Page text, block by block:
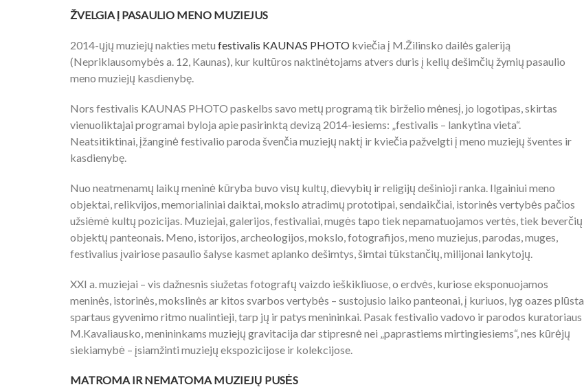
ŽVELGIA Į PASAULIO MENO MUZIEJUS
2014-ųjų muziejų nakties metu festivalis KAUNAS PHOTO kviečia į M.Žilinsko dailės galeriją
(Nepriklausomybės a. 12, Kaunas), kur kultūros naktinėtojams atvers duris į kelių dešimčių žymių pasaulio
meno muziejų kasdienybę.
Nors festivalis KAUNAS PHOTO paskelbs savo metų programą tik birželio mėnesį, jo logotipas, skirtas
vienuoliktajai programai byloja apie pasirinktą devizą 2014-iesiems: „festivalis – lankytina vieta“.
Neatsitiktinai, įžanginė festivalio paroda švenčia muziejų naktį ir kviečia pažvelgti į meno muziejų šventes ir
kasdienybę.
Nuo neatmenamų laikų meninė kūryba buvo visų kultų, dievybių ir religijų dešinioji ranka. Ilgainiui meno
objektai, relikvijos, memorialiniai daiktai, mokslo atradimų prototipai, sendaikčiai, istorinės vertybės pačios
užsiėmė kultų pozicijas. Muziejai, galerijos, festivaliai, mugės tapo tiek nepamatuojamos vertės, tiek beverčių
objektų panteonais. Meno, istorijos, archeologijos, mokslo, fotografijos, meno muziejus, parodas, muges,
festivalius įvairiose pasaulio šalyse kasmet aplanko dešimtys, šimtai tūkstančių, milijonai lankytojų.
XXI a. muziejai – vis dažnesnis siužetas fotografų vaizdo ieškikliuose, o erdvės, kuriose eksponuojamos
meninės, istorinės, mokslinės ar kitos svarbos vertybės – sustojusio laiko panteonai, į kuriuos, lyg oazes plūsta
spartaus gyvenimo ritmo nualintieji, tarp jų ir patys menininkai. Pasak festivalio vadovo ir parodos kuratoriaus
M.Kavaliausko, menininkams muziejų gravitacija dar stipresnė nei „paprastiems mirtingiesiems“, nes kūrėjų
siekiamybė – įsiamžinti muziejų ekspozicijose ir kolekcijose.
MATROMA IR NEMATOMA MUZIEJŲ PUSĖS